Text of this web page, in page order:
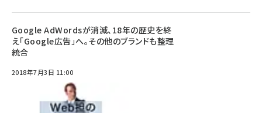
Google AdWordsが消滅、18年の歴史を終
え「Google広告」へ。その他のブランドも整理
統合
2018年7月3日 11:00